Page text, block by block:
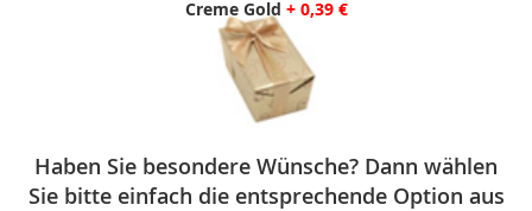
Creme Gold + 0,39 €
Haben Sie besondere Wünsche? Dann wählen
Sie bitte einfach die entsprechende Option aus